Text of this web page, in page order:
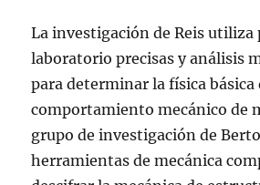
La investigación de Reis utiliza
laboratorio precisas y análisis
para determinar la física básica
comportamiento mecánico de
grupo de investigación de
herramientas de mecánica